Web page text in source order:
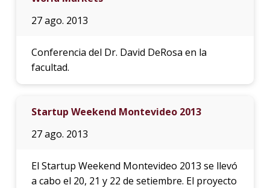
27 ago. 2013
Conferencia del Dr. David DeRosa en la
facultad.
Startup Weekend Montevideo 2013
27 ago. 2013
El Startup Weekend Montevideo 2013 se llevó
a cabo el 20, 21 y 22 de setiembre. El proyecto